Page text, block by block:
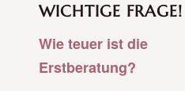
WICHTIGE FRAGE!
Wie teuer ist die
Erstberatung?